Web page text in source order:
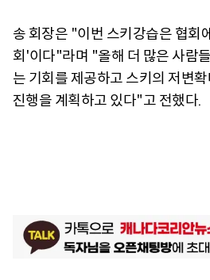
송 회장은 "이번 스키강습은 협회
회'이다"라며 "올해 더 많은 사람
는 기회를 제공하고 스키의 저변
진행을 계획하고 있다"고 전했다.